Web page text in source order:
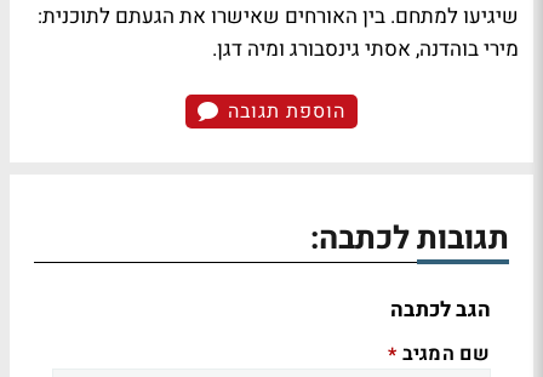
שיגיעו למתחם. בין האורחים שאישרו את הגעתם לתוכנית:
מירי בוהדנה, אסתי גינסבורג ומיה דגן.
הוספת תגובה
תגובות לכתבה:
הגב לכתבה
שם המגיב *